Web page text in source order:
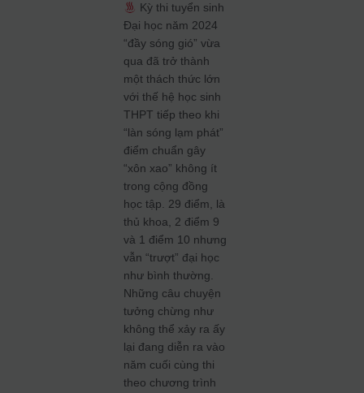
Kỳ thi tuyển sinh
Đại học năm 2024
“đầy sóng gió” vừa
qua đã trở thành
một thách thức lớn
với thế hệ học sinh
THPT tiếp theo khi
“làn sóng lạm phát”
điểm chuẩn gây
“xôn xao” không ít
trong cộng đồng
học tập. 29 điểm, là
thủ khoa, 2 điểm 9
và 1 điểm 10 nhưng
vẫn “trượt” đại học
như bình thường.
Những câu chuyện
tưởng chừng như
không thể xảy ra ấy
lại đang diễn ra vào
năm cuối cùng thi
theo chương trình